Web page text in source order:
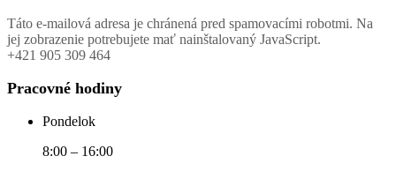
Táto e-mailová adresa je chránená pred spamovacími robotmi. Na
jej zobrazenie potrebujete mať nainštalovaný JavaScript.
+421 905 309 464
Pracovné hodiny
Pondelok
8:00 – 16:00